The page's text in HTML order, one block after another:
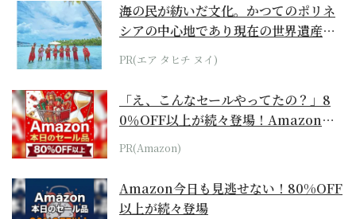
海の民が紡いだ文化。かつてのポリネ
シアの中心地であり現在の世界遺産か
らみえてくる...
PR(エア タヒチ ヌイ)
「え、こんなセールやってたの？」8
0％OFF以上が続々登場！Amazonの
本気が...
PR(Amazon)
Amazon今日も見逃せない！80%OFF
以上が続々登場